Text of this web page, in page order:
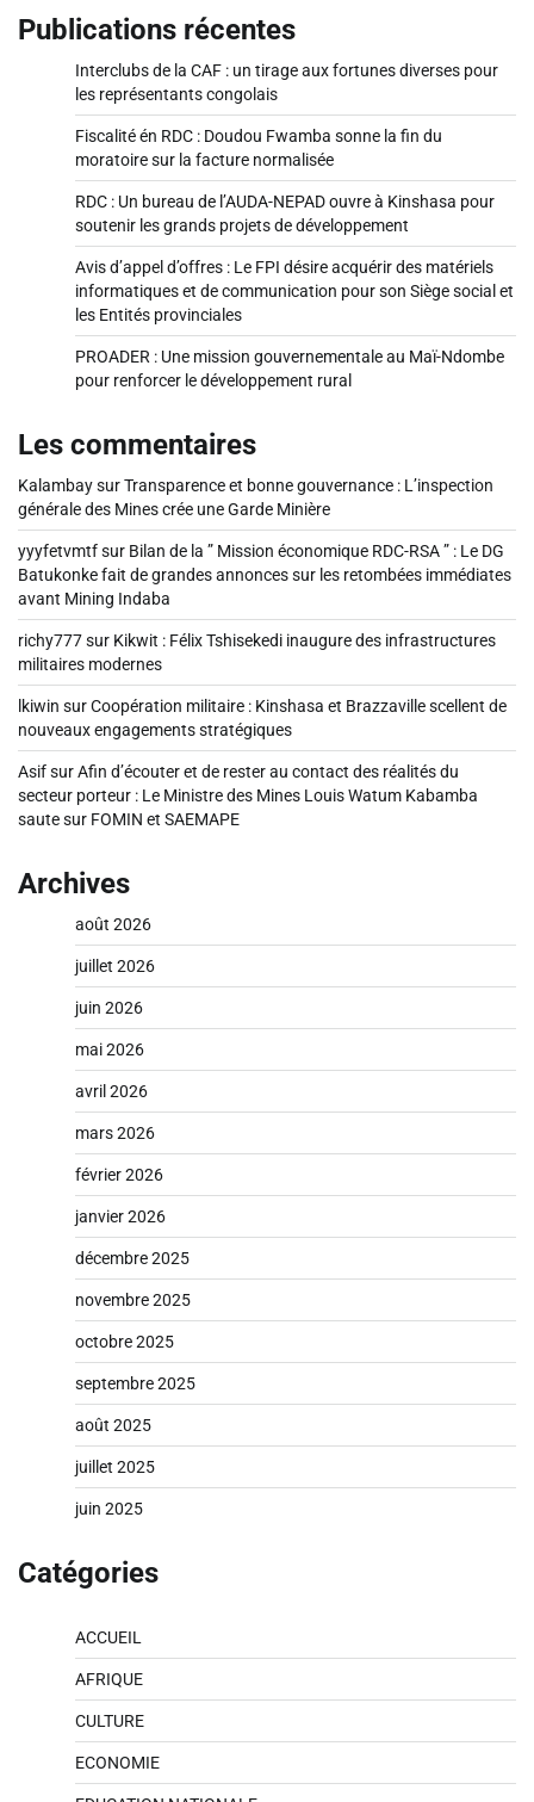
Publications récentes
Interclubs de la CAF : un tirage aux fortunes diverses pour
les représentants congolais
Fiscalité én RDC : Doudou Fwamba sonne la fin du
moratoire sur la facture normalisée
RDC : Un bureau de l’AUDA-NEPAD ouvre à Kinshasa pour
soutenir les grands projets de développement
Avis d’appel d’offres : Le FPI désire acquérir des matériels
informatiques et de communication pour son Siège social et
les Entités provinciales
PROADER : Une mission gouvernementale au Maï-Ndombe
pour renforcer le développement rural
Les commentaires
KalambaysurTransparence et bonne gouvernance : L’inspection
générale des Mines crée une Garde Minière
yyyfetvmtfsur Bilan de la ” Mission économique RDC-RSA ” : Le DG
Batukonke fait de grandes annonces sur les retombées immédiates
avant Mining Indaba
richy777sur Kikwit : Félix Tshisekedi inaugure des infrastructures
militaires modernes
lkiwin surCoopération militaire : Kinshasa et Brazzaville scellent de
nouveaux engagements stratégiques
AsifsurAfin d’écouter et de rester au contact des réalités du
secteur porteur : Le Ministre des Mines Louis Watum Kabamba
saute sur FOMIN et SAEMAPE
Archives
août 2026
juillet 2026
juin 2026
mai 2026
avril 2026
mars 2026
février 2026
janvier 2026
décembre 2025
novembre 2025
octobre 2025
septembre 2025
août 2025
juillet 2025
juin 2025
Catégories
ACCUEIL
AFRIQUE
CULTURE
ECONOMIE